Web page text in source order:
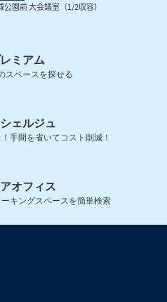
園前 大会議室（1/2収容）
ミアム
スペースを探せる
ェルジュ
手間を省いてコスト削減！
オフィス
キングスペースを簡単検索